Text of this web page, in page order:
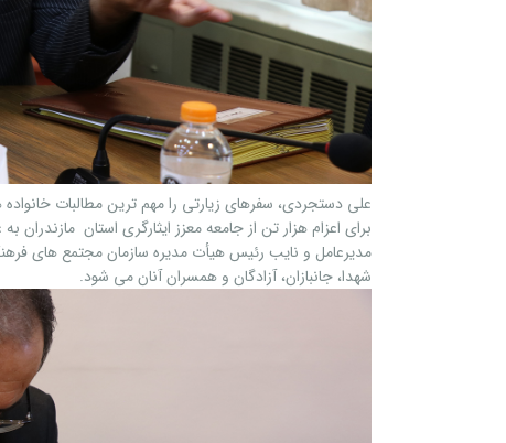
علی دستجردی، سفرهای زیارتی را مهم ترین مطالبات
برای اعزام هزار تن از جامعه معزز ایثارگری استان مازندران
مدیرعامل و نایب رئیس هیأت مدیره سازمان مجتمع های
شهدا، جانبازان، آزادگان و همسران آنان می شود.